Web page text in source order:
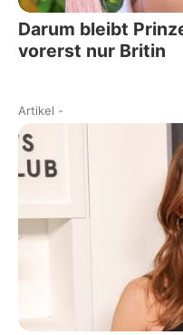
Darum bleibt
vorerst nur Britin
Artikel -